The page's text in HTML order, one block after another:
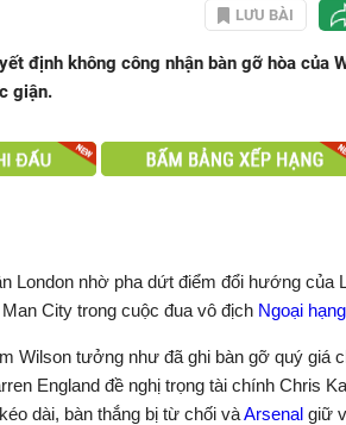
LƯU BÀI
định không công nhận bàn gỡ hòa của
giận.
London nhờ pha dứt điểm đổi hướng của
City trong cuộc đua vô địch Ngoại
Wilson tưởng như đã ghi bàn gỡ quý giá
England đề nghị trọng tài chính Chris
dài, bàn thắng bị từ chối vàArsenal giữ